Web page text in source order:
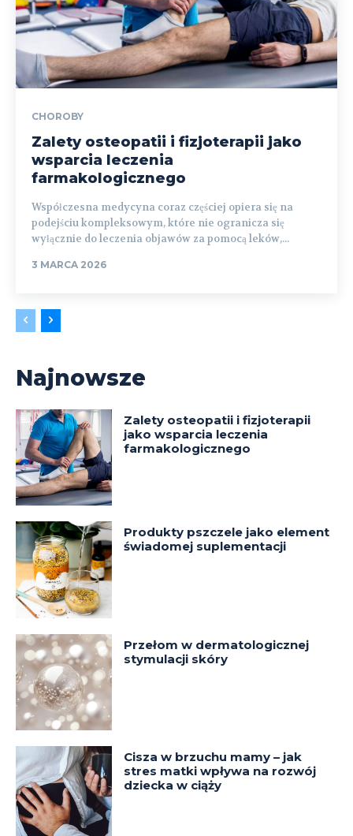
CHOROBY
Zalety osteopatii i fizjoterapii jako
wsparcia leczenia
farmakologicznego
Współczesna medycyna coraz częściej opiera się na
podejściu kompleksowym, które nie ogranicza się
wyłącznie do leczenia objawów za pomocą leków,...
3 MARCA 2026
Najnowsze
Zalety osteopatii i fizjoterapii
jako wsparcia leczenia
farmakologicznego
Produkty pszczele jako element
świadomej suplementacji
Przełom w dermatologicznej
stymulacji skóry
Cisza w brzuchu mamy – jak
stres matki wpływa na rozwój
dziecka w ciąży